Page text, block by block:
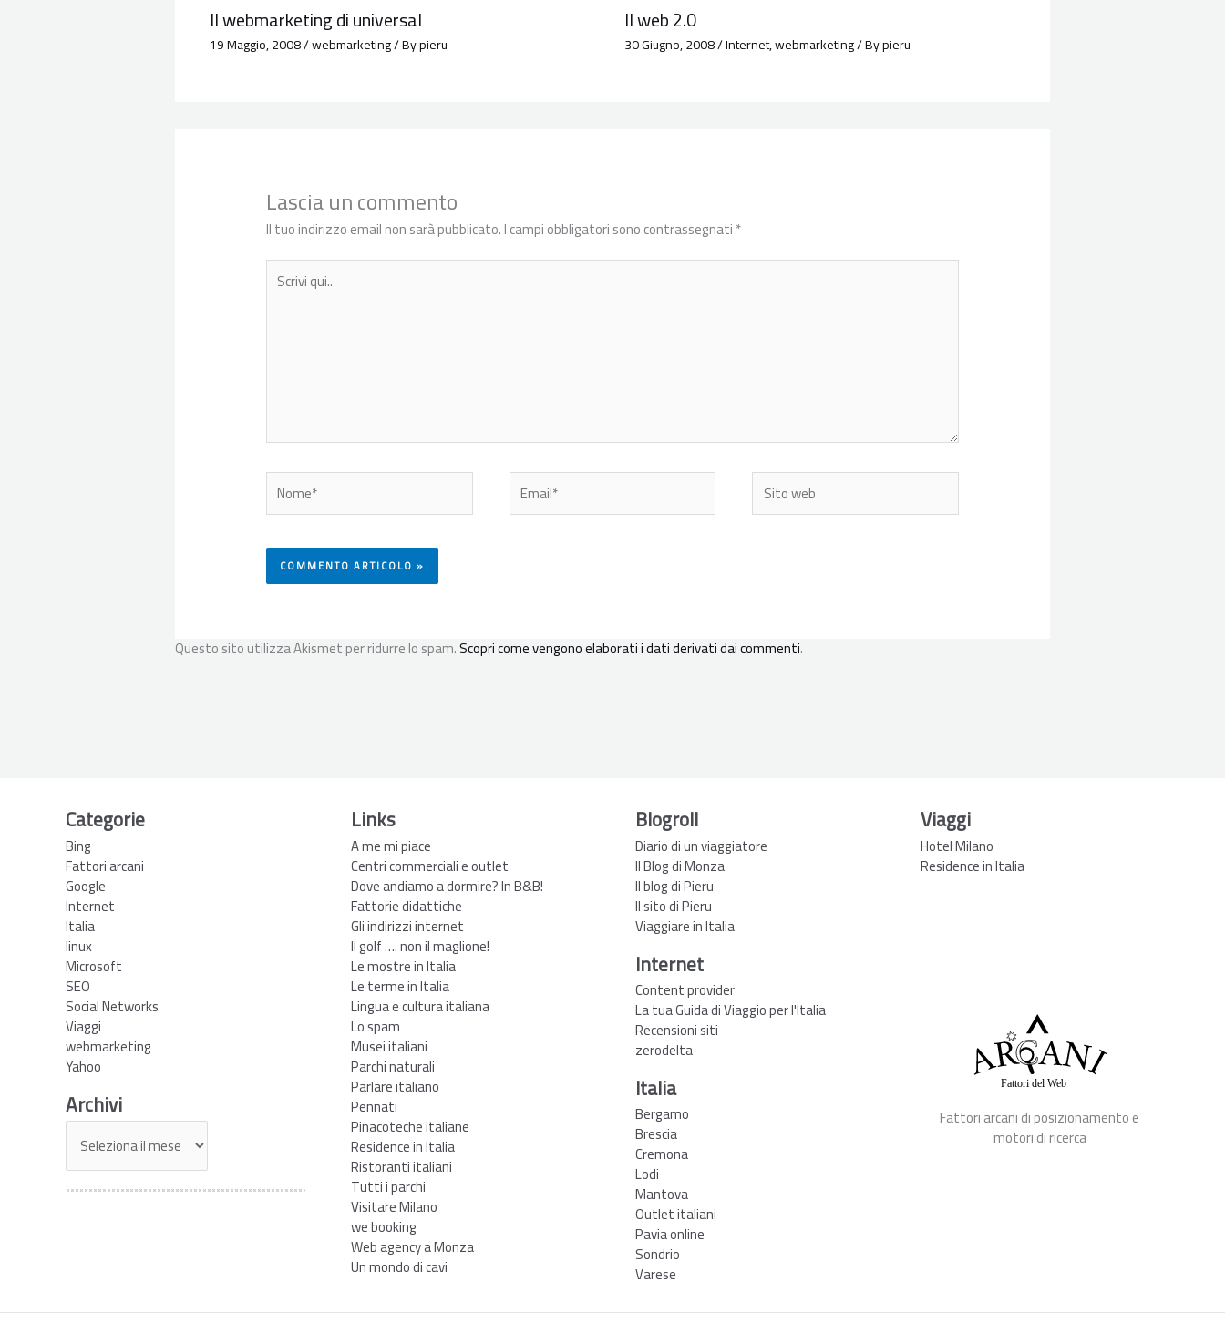
Il webmarketing di universal
19 Maggio, 2008/webmarketing/ Bypieru
Il web 2.0
30 Giugno, 2008/Internet,webmarketing/ Bypieru
Lascia un commento
Il tuo indirizzo email non sarà pubblicato.I campi obbligatori sono contrassegnati*
Scrivi
qui..
Nome* Email* Sito
web
Questo sito utilizza Akismet per ridurre lo spam.Scopri come vengono elaborati i dati derivati dai commenti.
Categorie
Bing
Fattori arcani
Google
Internet
Italia
linux
Microsoft
SEO
Social Networks
Viaggi
webmarketing
Yahoo
Archivi
Archivi
Links
A me mi piace
Centri commerciali e outlet
Dove andiamo a dormire? In B&B!
Fattorie didattiche
Gli indirizzi internet
Il golf …. non il maglione!
Le mostre in Italia
Le terme in Italia
Lingua e cultura italiana
Lo spam
Musei italiani
Parchi naturali
Parlare italiano
Pennati
Pinacoteche italiane
Residence in Italia
Ristoranti italiani
Tutti i parchi
Visitare Milano
we booking
Web agency a Monza
Un mondo di cavi
Blogroll
Diario di un viaggiatore
Il Blog di Monza
Il blog di Pieru
Il sito di Pieru
Viaggiare in Italia
Internet
Content provider
La tua Guida di Viaggio per l'Italia
Recensioni siti
zerodelta
Italia
Bergamo
Brescia
Cremona
Lodi
Mantova
Outlet italiani
Pavia online
Sondrio
Varese
Viaggi
Hotel Milano
Residence in Italia
Fattori arcani di posizionamento e
motori di ricerca